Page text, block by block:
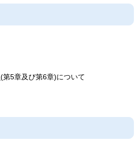
(第5章及び第6章)について